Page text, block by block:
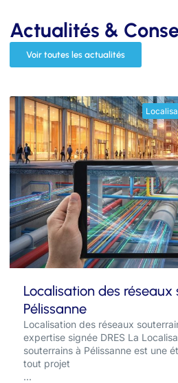
Actualités &
Voir toutes les actualités
Localisation des réseaux
Pélissanne
Localisation des réseaux
expertise signée DRES La
souterrains à Pélissanne est une
tout projet
...